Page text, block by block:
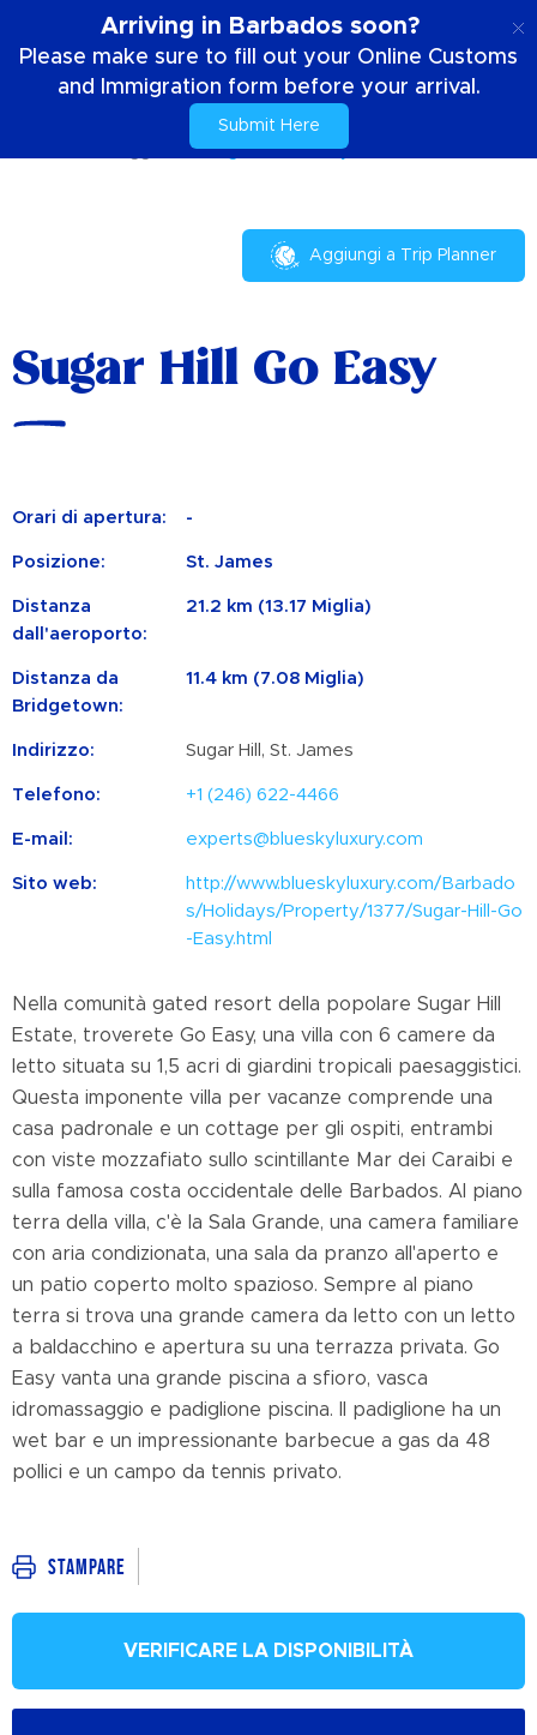
Arriving in Barbados soon?
Please make sure to fill out your Online Customs
and Immigration form before your arrival.
Submit Here
Sugar Hill Go Easy
Aggiungi a Trip Planner
Sugar Hill Go Easy
Orari di apertura: -
Posizione: St. James
Distanza
dall'aeroporto:
21.2 km (13.17 Miglia)
Distanza da
Bridgetown:
11.4 km (7.08 Miglia)
Indirizzo: Sugar Hill, St. James
Telefono: +1 (246) 622-4466
E-mail: experts@blueskyluxury.com
Sito web:
http://www.blueskyluxury.com/Barbado
s/Holidays/Property/1377/Sugar-Hill-Go
-Easy.html
Nella comunità gated resort della popolare Sugar Hill
Estate, troverete Go Easy, una villa con 6 camere da
letto situata su 1,5 acri di giardini tropicali paesaggistici.
Questa imponente villa per vacanze comprende una
casa padronale e un cottage per gli ospiti, entrambi
con viste mozzafiato sullo scintillante Mar dei Caraibi e
sulla famosa costa occidentale delle Barbados. Al piano
terra della villa, c'è la Sala Grande, una camera familiare
con aria condizionata, una sala da pranzo all'aperto e
un patio coperto molto spazioso. Sempre al piano
terra si trova una grande camera da letto con un letto
a baldacchino e apertura su una terrazza privata. Go
Easy vanta una grande piscina a sfioro, vasca
idromassaggio e padiglione piscina. Il padiglione ha un
wet bar e un impressionante barbecue a gas da 48
pollici e un campo da tennis privato.
Stampare
VERIFICARE LA DISPONIBILITÀ